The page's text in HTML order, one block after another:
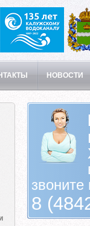
НОВОСТИ
звоните
8